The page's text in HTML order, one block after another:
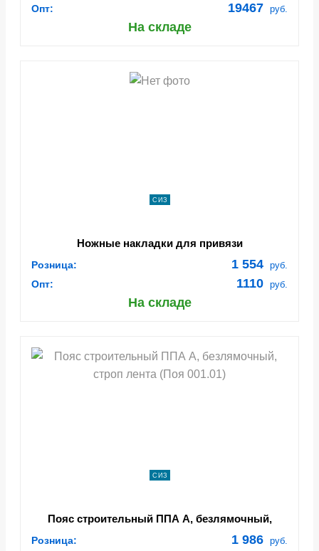
Опт: 19467 руб.
На складе
СИЗ
Ножные накладки для привязи
Розница: 1 554 руб.
Опт: 1110 руб.
На складе
СИЗ
Пояс строительный ППА А, безлямочный,
Розница: 1 986 руб.